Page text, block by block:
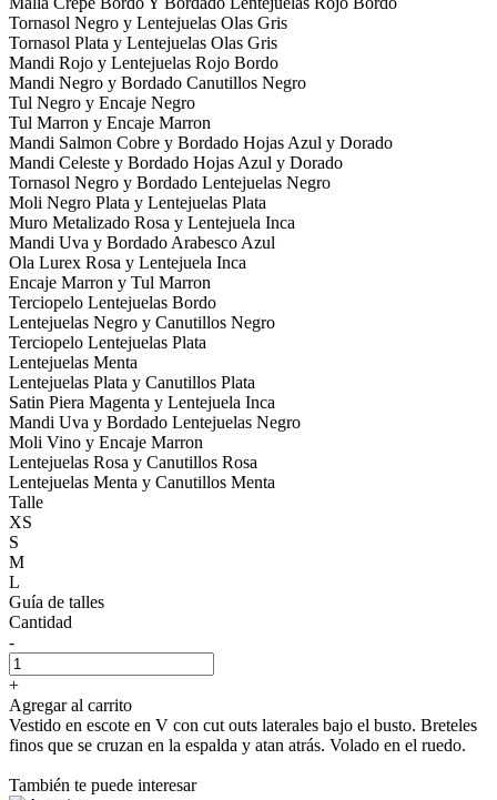
Tornasol Negro y Lentejuelas Olas Gris
Tornasol Plata y Lentejuelas Olas Gris
Mandi Rojo y Lentejuelas Rojo Bordo
Mandi Negro y Bordado Canutillos Negro
Tul Negro y Encaje Negro
Tul Marron y Encaje Marron
Mandi Salmon Cobre y Bordado Hojas Azul y Dorado
Mandi Celeste y Bordado Hojas Azul y Dorado
Tornasol Negro y Bordado Lentejuelas Negro
Moli Negro Plata y Lentejuelas Plata
Muro Metalizado Rosa y Lentejuela Inca
Mandi Uva y Bordado Arabesco Azul
Ola Lurex Rosa y Lentejuela Inca
Encaje Marron y Tul Marron
Terciopelo Lentejuelas Bordo
Lentejuelas Negro y Canutillos Negro
Terciopelo Lentejuelas Plata
Lentejuelas Menta
Lentejuelas Plata y Canutillos Plata
Satin Piera Magenta y Lentejuela Inca
Mandi Uva y Bordado Lentejuelas Negro
Moli Vino y Encaje Marron
Lentejuelas Rosa y Canutillos Rosa
Lentejuelas Menta y Canutillos Menta
Talle
XS
S
M
L
Guía de talles
Cantidad
-
+
Agregar al carrito
Vestido en escote en V con cut outs laterales bajo el busto. Breteles
finos que se cruzan en la espalda y atan atrás. Volado en el ruedo.
También te puede interesar